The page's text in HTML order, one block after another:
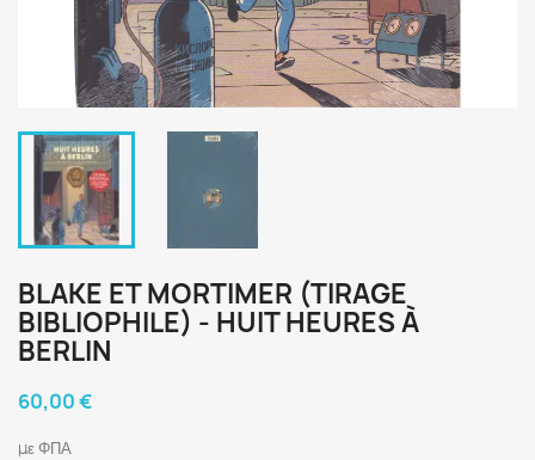
BLAKE ET MORTIMER (TIRAGE
BIBLIOPHILE) - HUIT HEURES À
BERLIN
60,00 €
με ΦΠΑ